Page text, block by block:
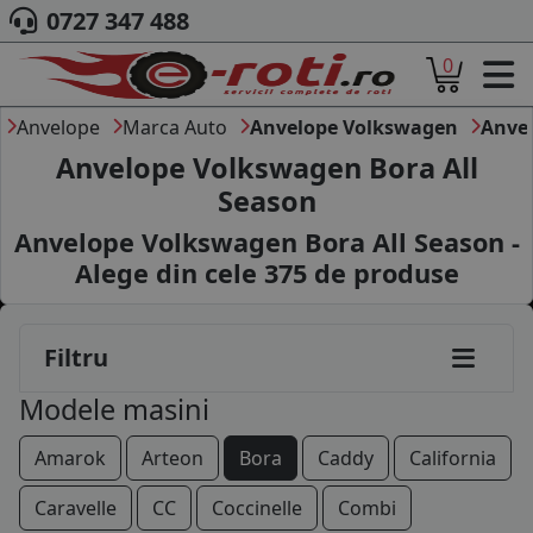
ACASA
DESPRE NOI
ANVELOPE
AUTO
CAMION
MOTO
AGROINDUSTRIALE
BLOG
B2B - COLABORARE COMPANII
CONT
0727 347 488
0
Anvelope Marca Auto Anvelope Volkswagen
Anvelope Volkswagen Bora All
Season
Anvelope Volkswagen Bora All Season -
Alege din cele 375de produse
Filtru
Modele masini
Amarok Arteon Bora Caddy
California
Caravelle
CC Coccinelle
Combi